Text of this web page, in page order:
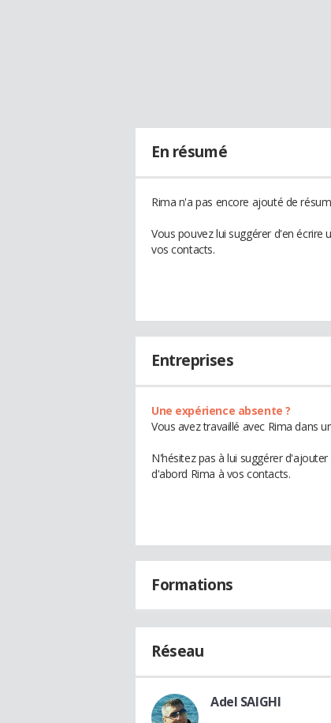
En résumé
Rima n'a pas encore ajouté de
Vous pouvez lui suggérer d'en écrire
vos contacts.
Entreprises
Une expérience absente ?
Vous avez travaillé avec Rima dans
N'hésitez pas à lui suggérer
d'abord Rima à vos contacts.
Formations
Réseau
Adel SAIGHI